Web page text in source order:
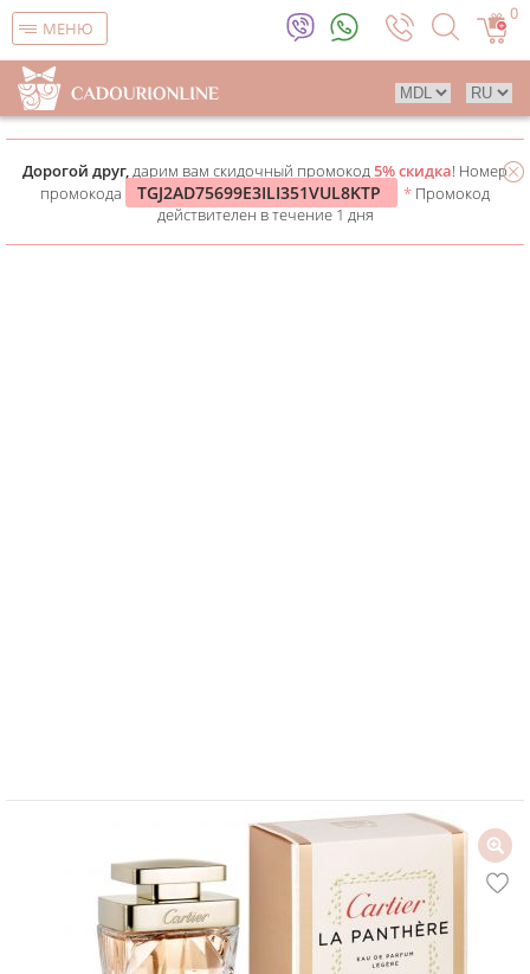
МЕНЮ
0
Дорогой друг,дарим вам скидочный промокод5% скидка! Номер
промокода
TGJ2AD75699E3ILI351VUL8KTP * Промокод
действителен в течение 1 дня